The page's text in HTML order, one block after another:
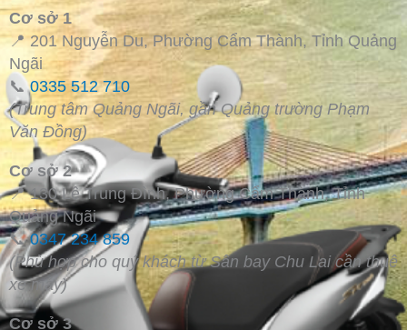
Cơ sở 1
📍 201 Nguyễn Du, Phường Cẩm Thành, Tỉnh Quảng
Ngãi
📞0335 512 710
(Trung tâm Quảng Ngãi, gần Quảng trường Phạm
Văn Đồng)
Cơ sở 2
📍 130 Lê Trung Đình, Phường Cẩm Thành, Tỉnh
Quảng Ngãi
📞0347 234 859
(Phù hợp cho quý khách từ Sân bay Chu Lai cần thuê
xe máy)
Cơ sở 3